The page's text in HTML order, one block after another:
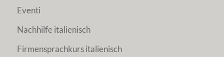
Eventi
Nachhilfe italienisch
Firmensprachkurs italienisch